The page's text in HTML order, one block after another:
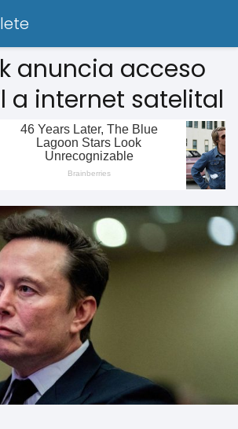
anuncia acceso
a internet satelital